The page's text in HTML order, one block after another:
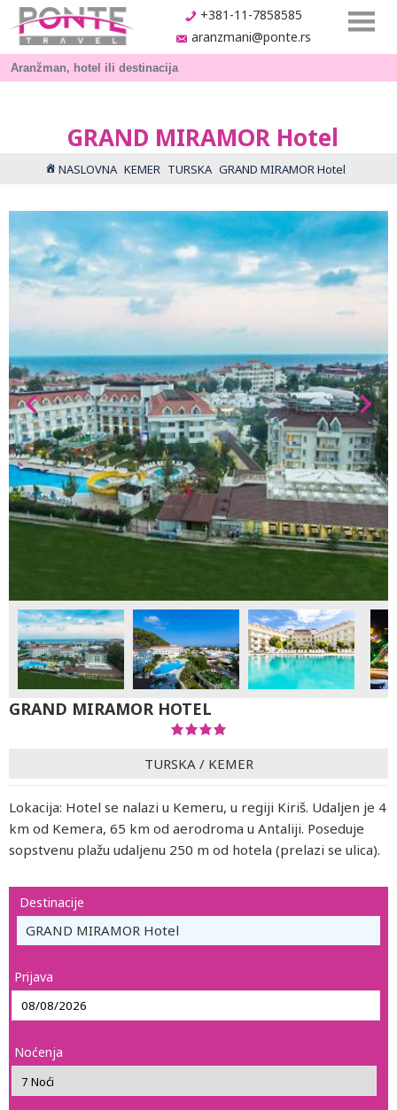
+381-11-7858585
aranzmani@ponte.rs
GRAND MIRAMOR Hotel
NASLOVNA KEMER TURSKA GRAND MIRAMOR Hotel
GRAND MIRAMOR HOTEL
TURSKA / KEMER
Lokacija: Hotel se nalazi u Kemeru, u regiji Kiriš. Udaljen je 4
km od Kemera, 65 km od aerodroma u Antaliji. Poseduje
sopstvenu plažu udaljenu 250 m od hotela (prelazi se ulica).
Destinacije
GRAND MIRAMOR Hotel
Prijava
Noćenja